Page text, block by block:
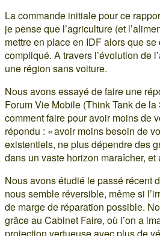
La commande initiale pour ce
je pense que l’agriculture (et
mettre en place en IDF alors que
compliqué. A travers l’évolution de
une région sans voiture.
Nous avons essayé de faire une
Forum Vie Mobile (Think Tank de
comment faire pour avoir moins de
répondu : « avoir moins besoin de
existentiels, ne plus dépendre des
dans un vaste horizon maraîcher,
Nous avons étudié le passé récent
nous semble réversible, même si
de marge de réparation possible.
grâce au Cabinet Faire, où l’on a